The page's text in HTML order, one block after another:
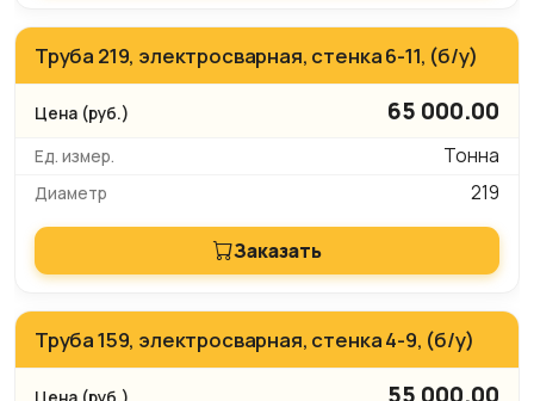
Труба 219, электросварная, стенка 6-11, (б/у)
65 000.00
Тонна
219
Заказать
Труба 159, электросварная, стенка 4-9, (б/у)